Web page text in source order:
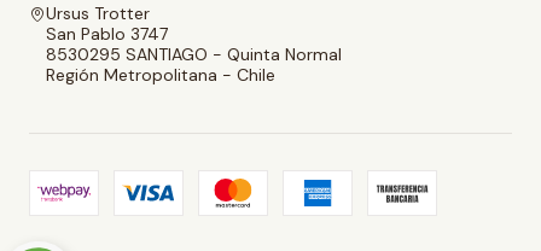
Ursus Trotter
San Pablo 3747
8530295 SANTIAGO - Quinta Normal
Región Metropolitana - Chile